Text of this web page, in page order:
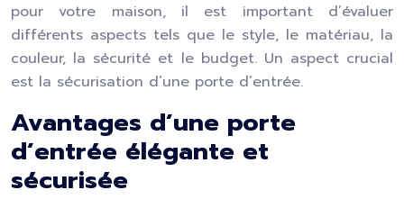
pour votre maison, il est important d’évaluer
différents aspects tels que le style, le matériau, la
couleur, la sécurité et le budget. Un aspect crucial
est la sécurisation d’une porte d’entrée.
Avantages d’une porte
d’entrée élégante et
sécurisée